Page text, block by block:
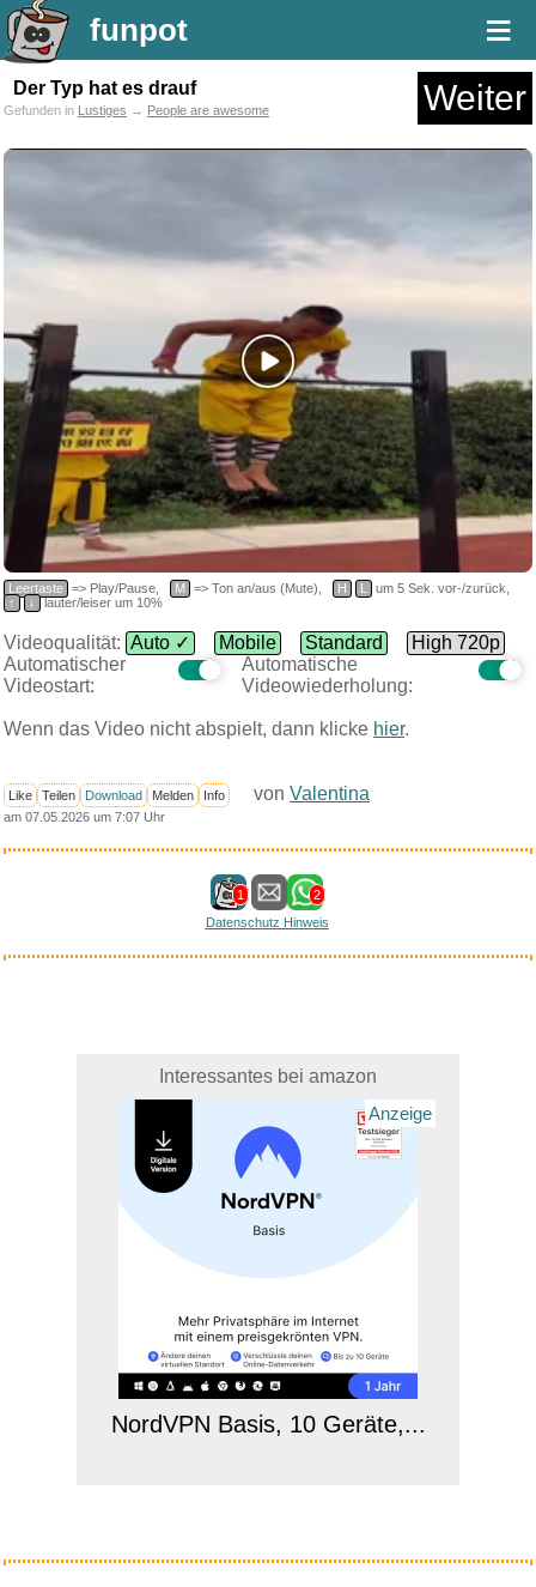
funpot ≡
Der Typ hat es drauf Weiter
Gefunden in Lustiges → People are awesome
Leertaste => Play/Pause, M => Ton an/aus (Mute), H L
um 5 Sek. vor-/zurück,
↑
↓ lauter/leiser um 10%
Videoqualität: Auto ✓ Mobile Standard
High 720p
Automatischer
Videostart:
Automatische
Videowiederholung:
Wenn das Video nicht abspielt, dann klicke hier.
Like Teilen Download Melden Info von Valentina
am 07.05.2026 um 7:07 Uhr
1
2
Datenschutz Hinweis
Interessantes bei amazon
Anzeige
NordVPN Basis, 10 Geräte,...